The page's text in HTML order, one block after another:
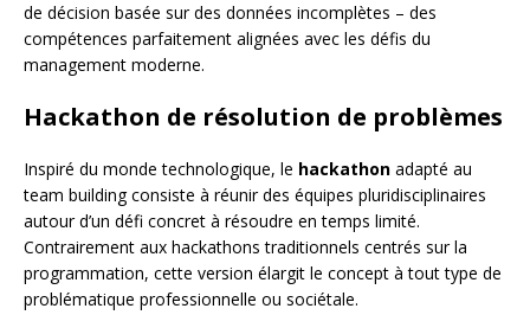
de décision basée sur des données incomplètes – des
compétences parfaitement alignées avec les défis du
management moderne.
Hackathon de résolution de problèmes
Inspiré du monde technologique, le hackathon adapté au
team building consiste à réunir des équipes pluridisciplinaires
autour d’un défi concret à résoudre en temps limité.
Contrairement aux hackathons traditionnels centrés sur la
programmation, cette version élargit le concept à tout type de
problématique professionnelle ou sociétale.